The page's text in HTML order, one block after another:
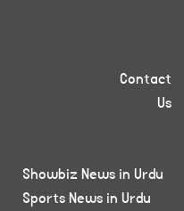
Contact
Us
Showbiz News in Urdu
Sports News in Urdu